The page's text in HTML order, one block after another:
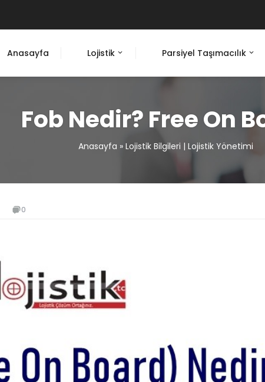
Anasayfa Lojistik Parsiyel Taşımacılık
Fob Nedir? Free On
Anasayfa » Lojistik Bilgileri | Lojistik Yönetimi
0